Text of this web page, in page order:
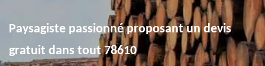
Paysagiste passionné proposant un devis
gratuit dans tout 78610